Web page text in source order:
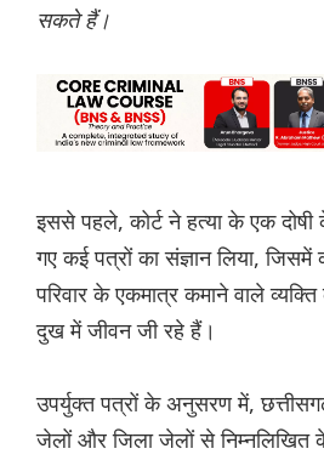
सकते हैं।
इससे पहले, कोर्ट ने हत्या के एक दोषी के
गए कई पत्रों का संज्ञान लिया,
परिवार के एकमात्र कमाने वाले
दुख में जीवन जी रहे हैं।
उपर्युक्त पत्रों के अनुसरण में,
जेलों और जिला जेलों से